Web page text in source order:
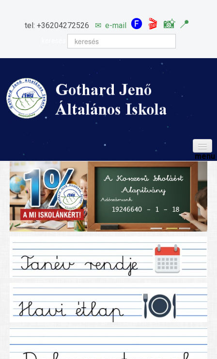
tel: +36204272526 ✉ e-mail 🅕 🎬 📸 📍
HÍREINK
ISKOLÁNK
Igazgatói köszöntő
Iskolánkról
Tanáraink
Tanéveink
Régebbi tanéveink
2021/2022 tanév
2013/2014. tanév
2014/2015. tanév